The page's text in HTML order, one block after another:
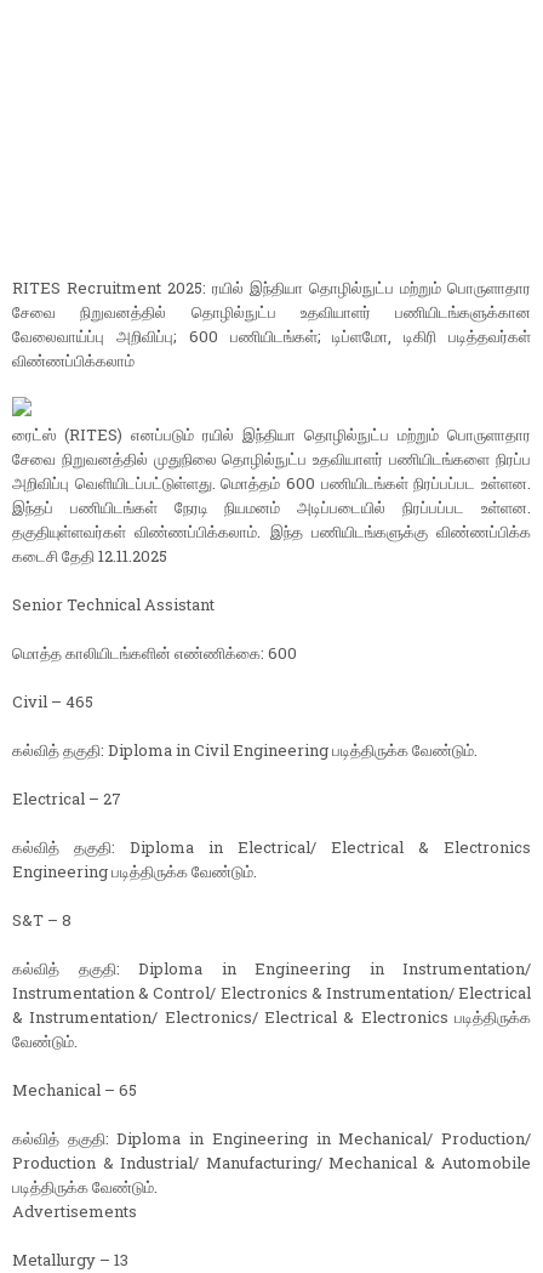
RITES Recruitment 2025: ரயில் இந்தியா தொழில்நுட்ப மற்றும் பொருளாதார
சேவை நிறுவனத்தில் தொழில்நுட்ப உதவியாளர் பணியிடங்களுக்கான
வேலைவாய்ப்பு அறிவிப்பு; 600 பணியிடங்கள்; டிப்ளமோ, டிகிரி படித்தவர்கள்
விண்ணப்பிக்கலாம்
ரைட்ஸ் (RITES) எனப்படும் ரயில் இந்தியா தொழில்நுட்ப மற்றும் பொருளாதார
சேவை நிறுவனத்தில் முதுநிலை தொழில்நுட்ப உதவியாளர் பணியிடங்களை நிரப்ப
அறிவிப்பு வெளியிடப்பட்டுள்ளது. மொத்தம் 600 பணியிடங்கள் நிரப்பப்பட உள்ளன.
இந்தப் பணியிடங்கள் நேரடி நியமனம் அடிப்படையில் நிரப்பப்பட உள்ளன.
தகுதியுள்ளவர்கள் விண்ணப்பிக்கலாம். இந்த பணியிடங்களுக்கு விண்ணப்பிக்க
கடைசி தேதி 12.11.2025
Senior Technical Assistant
மொத்த காலியிடங்களின் எண்ணிக்கை: 600
Civil – 465
கல்வித் தகுதி: Diploma in Civil Engineering படித்திருக்க வேண்டும்.
Electrical – 27
கல்வித் தகுதி: Diploma in Electrical/ Electrical & Electronics
Engineering படித்திருக்க வேண்டும்.
S&T – 8
கல்வித் தகுதி: Diploma in Engineering in Instrumentation/
Instrumentation & Control/ Electronics & Instrumentation/ Electrical
& Instrumentation/ Electronics/ Electrical & Electronics படித்திருக்க
வேண்டும்.
Mechanical – 65
கல்வித் தகுதி: Diploma in Engineering in Mechanical/ Production/
Production & Industrial/ Manufacturing/ Mechanical & Automobile
படித்திருக்க வேண்டும்.
Advertisements
Metallurgy – 13